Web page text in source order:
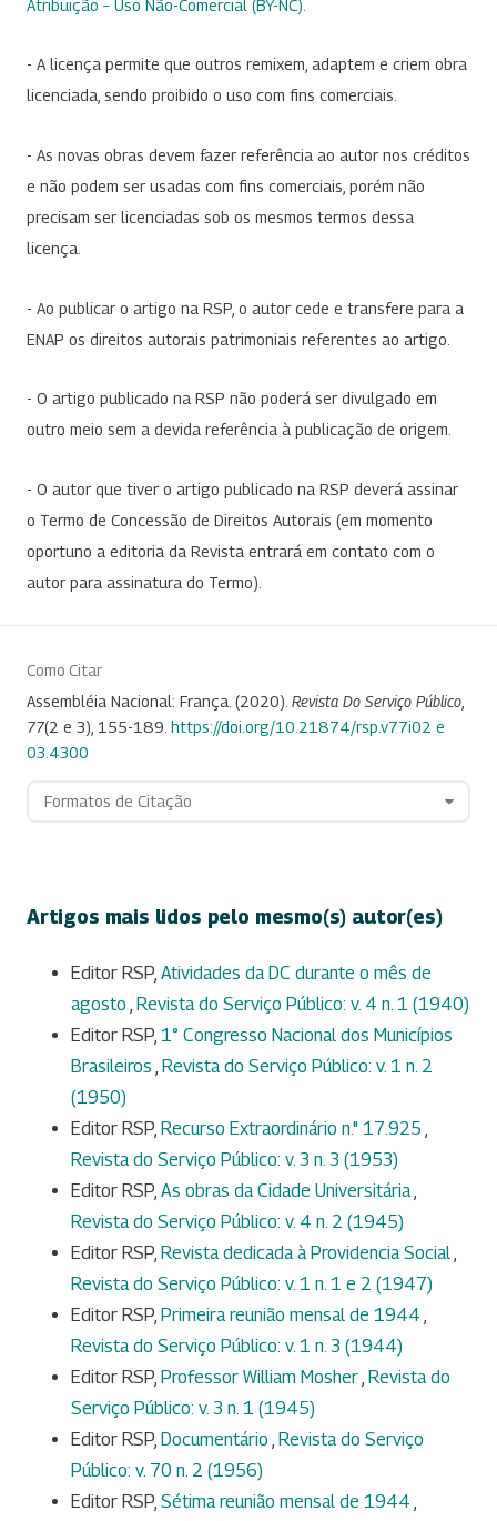
Atribuição – Uso Não-Comercial (BY-NC)
- A licença permite que outros remixem, adaptem e criem obra
licenciada, sendo proibido o uso com fins comerciais.
- As novas obras devem fazer referência ao autor nos créditos
e não podem ser usadas com fins comerciais, porém não
precisam ser licenciadas sob os mesmos termos dessa
licença.
- Ao publicar o artigo na RSP, o autor cede e transfere para a
ENAP os direitos autorais patrimoniais referentes ao artigo.
- O artigo publicado na RSP não poderá ser divulgado em
outro meio sem a devida referência à publicação de origem.
- O autor que tiver o artigo publicado na RSP deverá assinar
o Termo de Concessão de Direitos Autorais (em momento
oportuno a editoria da Revista entrará em contato com o
autor para assinatura do Termo).
Como Citar
Assembléia Nacional: França. (2020). Revista Do Serviço Público
77(2 e 3), 155-189. https://doi.org/10.21874/rsp.v77i02 e
03.4300
Formatos de Citação
Artigos mais lidos pelo mesmo(s) autor(es)
Editor RSP, Atividades da DC durante o mês de
agosto , Revista do Serviço Público: v. 4 n. 1 (1940)
Editor RSP, 1° Congresso Nacional dos Municípios
Brasileiros , Revista do Serviço Público: v. 1 n. 2
(1950)
Editor RSP, Recurso Extraordinário n." 17.925 ,
Revista do Serviço Público: v. 3 n. 3 (1953)
Editor RSP, As obras da Cidade Universitária,
Revista do Serviço Público: v. 4 n. 2 (1945)
Editor RSP, Revista dedicada à Providencia Social,
Revista do Serviço Público: v. 1 n. 1 e 2 (1947)
Editor RSP, Primeira reunião mensal de 1944 ,
Revista do Serviço Público: v. 1 n. 3 (1944)
Editor RSP, Professor William Mosher, Revista do
Serviço Público: v. 3 n. 1 (1945)
Editor RSP, Documentário , Revista do Serviço
Público: v. 70 n. 2 (1956)
Editor RSP, Sétima reunião mensal de 1944 ,